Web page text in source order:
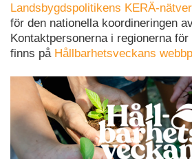
Landsbygdspolitikens KERÄ-
för den nationella koordineringen
Kontaktpersonerna i regionerna
finns på Hållbarhetsveckans